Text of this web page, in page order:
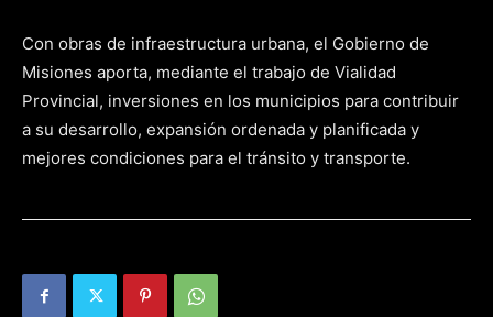
Con obras de infraestructura urbana, el Gobierno de
Misiones aporta, mediante el trabajo de Vialidad
Provincial, inversiones en los municipios para contribuir
a su desarrollo, expansión ordenada y planificada y
mejores condiciones para el tránsito y transporte.